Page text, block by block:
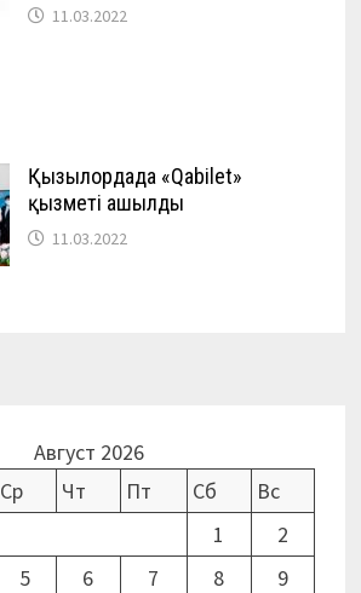
11.03.2022
Қызылордада «Qabilet»
қызметі ашылды
11.03.2022
Август 2026
Ср Чт Пт Сб
Вс
1
2
5 6 7 8
9